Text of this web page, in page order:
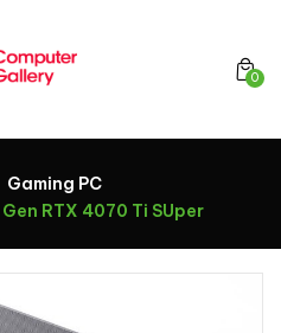
0
Gaming PC
RTX 4070 Ti SUper